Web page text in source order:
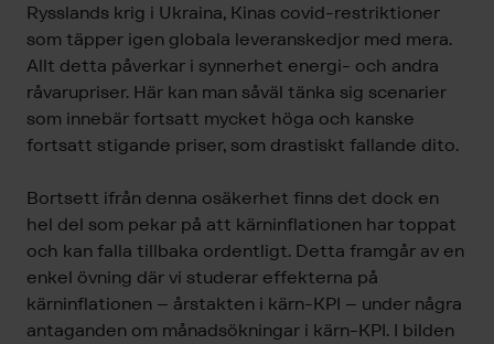
Rysslands krig i Ukraina, Kinas covid-restriktioner
som täpper igen globala leveranskedjor med mera.
Allt detta påverkar i synnerhet energi- och andra
råvarupriser. Här kan man såväl tänka sig scenarier
som innebär fortsatt mycket höga och kanske
fortsatt stigande priser, som drastiskt fallande dito.
Bortsett ifrån denna osäkerhet finns det dock en
hel del som pekar på att kärninflationen har toppat
och kan falla tillbaka ordentligt. Detta framgår av en
enkel övning där vi studerar effekterna på
kärninflationen – årstakten i kärn-KPI – under några
antaganden om månadsökningar i kärn-KPI. I bilden